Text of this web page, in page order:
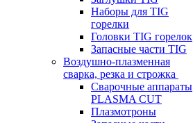
Наборы для TIG
горелки
Головки TIG горелок
Запасные части TIG
Воздушно-плазменная
сварка, резка и строжка
Сварочные аппараты
PLASMA CUT
Плазмотроны